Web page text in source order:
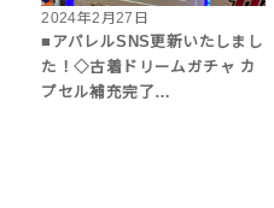
2024年2月27日
■アパレルSNS更新いたしまし
た！◇古着ドリームガチャ カ
プセル補充完了…